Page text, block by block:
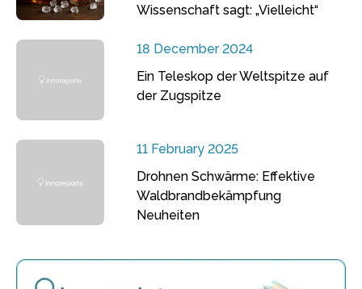
Wissenschaft sagt: „Vielleicht“
18 December 2024
Ein Teleskop der Weltspitze auf
der Zugspitze
11 February 2025
Drohnen Schwärme: Effektive
Waldbrandbekämpfung
Neuheiten